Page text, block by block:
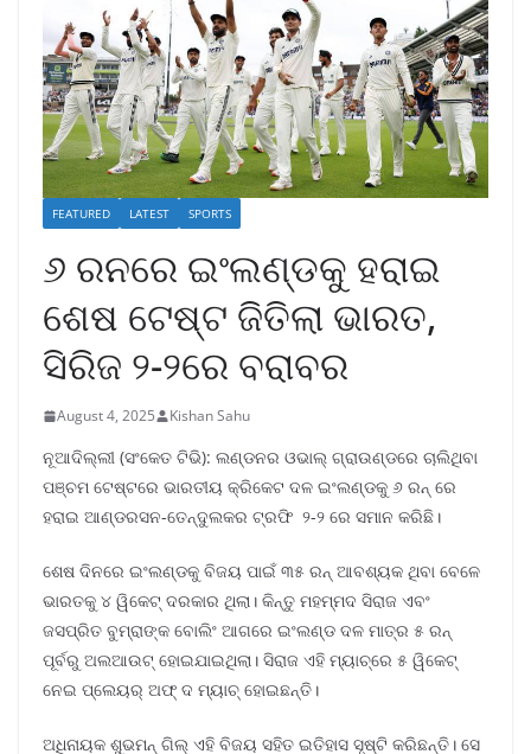
FEATURED LATEST SPORTS
୬ ରନରେ ଇଂଲଣ୍ଡକୁ ହରାଇ
ଶେଷ ଟେଷ୍ଟ ଜିତିଲା ଭାରତ,
ସିରିଜ ୨-୨ରେ ବରାବର
August 4, 2025 Kishan Sahu
ନୂଆଦିଲ୍ଲୀ (ସଂକେତ ଟିଭି): ଲଣ୍ଡନର ଓଭାଲ୍ ଗ୍ରାଉଣ୍ଡରେ ଚାଲିଥିବା
ପଞ୍ଚମ ଟେଷ୍ଟରେ ଭାରତୀୟ କ୍ରିକେଟ ଦଳ ଇଂଲଣ୍ଡକୁ ୬ ରନ୍ ରେ
ହରାଇ ଆଣ୍ଡରସନ-ତେନ୍ଦୁଲକର ଟ୍ରଫି ୨-୨ ରେ ସମାନ କରିଛି।
ଶେଷ ଦିନରେ ଇଂଲଣ୍ଡକୁ ବିଜୟ ପାଇଁ ୩୫ ରନ୍ ଆବଶ୍ୟକ ଥିବା ବେଳେ
ଭାରତକୁ ୪ ୱିକେଟ୍ ଦରକାର ଥିଲା। କିନ୍ତୁ ମହମ୍ମଦ ସିରାଜ ଏବଂ
ଜସପ୍ରିତ ବୁମ୍ରାଙ୍କ ବୋଲିଂ ଆଗରେ ଇଂଲଣ୍ଡ ଦଳ ମାତ୍ର ୫ ରନ୍
ପୂର୍ବରୁ ଅଲଆଉଟ୍ ହୋଇଯାଇଥିଲା। ସିରାଜ ଏହି ମ୍ୟାଚ୍ରେ ୫ ୱିକେଟ୍
ନେଇ ପ୍ଲେୟର୍ ଅଫ୍ ଦ ମ୍ୟାଚ୍ ହୋଇଛନ୍ତି।
ଅଧିନାୟକ ଶୁଭମନ୍ ଗିଲ୍ ଏହି ବିଜୟ ସହିତ ଇତିହାସ ସୃଷ୍ଟି କରିଛନ୍ତି। ସେ